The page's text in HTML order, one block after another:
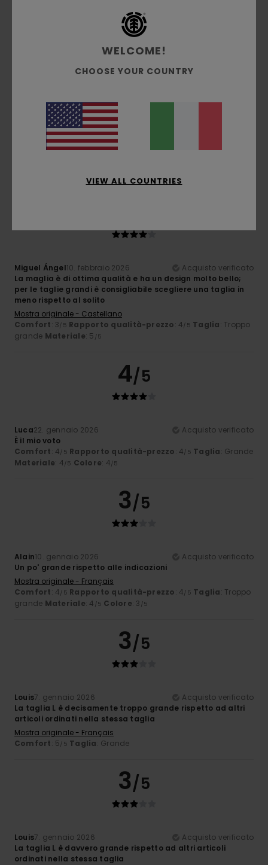
Colore : 4 /5
Consiglio questo prodotto
5/5
Juan Luis15. febbraio 2026
Buona qualità
Mostra originale - Castellano
Comfort: 5/5 Rapporto qualità-prezzo Taglia: Grande
Miguel Ángel10. febbraio 2026
Acquisto verificato
La maglia è di ottima qualità e ha un design molto bello;
per le taglie grandi è consigliabile scegliere una taglia in
meno rispetto al solito
Mostra originale - Castellano
Comfort: 3/5 Rapporto qualità-prezzo: 4/5 Taglia: Troppo
grande Materiale: 5 /5
4/5
Luca22. gennaio 2026
Acquisto verificato
È il mio voto
Comfort: 4/5 Rapporto qualità-prezzo: 4/5 Taglia: Grande
Materiale: 4/5 Colore: 4/5
3/5
Alain10. gennaio 2026
Acquisto verificato
Un po' grande rispetto alle indicazioni
Mostra originale - Français
Comfort: 4/5 Rapporto qualità-prezzo: 4/5 Taglia: Troppo
grande Materiale: 4 /5 Colore: 3 /5
3/5
Louis7. gennaio 2026
Acquisto verificato
La taglia L è decisamente troppo grande rispetto ad altri
articoli ordinati nella stessa taglia
Mostra originale - Français
Comfort: 5/5 Taglia: Grande
3/5
Louis7. gennaio 2026
Acquisto verificato
La taglia L è davvero grande rispetto ad altri articoli
ordinati nella stessa taglia
WELCOME!
CHOOSE YOUR COUNTRY
VIEW ALL COUNTRIES